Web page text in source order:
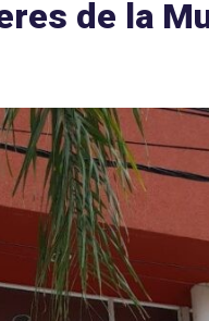
de la